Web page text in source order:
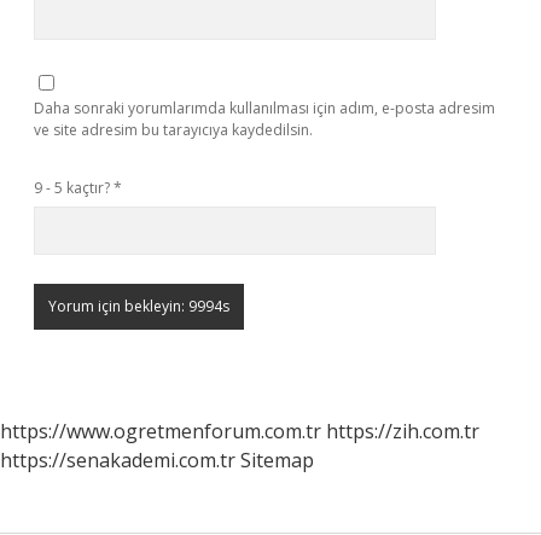
Daha sonraki yorumlarımda kullanılması için adım, e-posta adresim
ve site adresim bu tarayıcıya kaydedilsin.
9 - 5 kaçtır?*
https://www.ogretmenforum.com.tr https://zih.com.tr
https://senakademi.com.trSitemap